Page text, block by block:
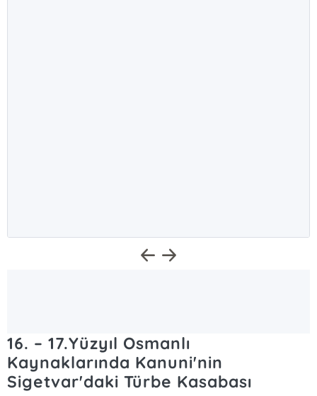
16. – 17.Yüzyıl Osmanlı
Kaynaklarında Kanuni'nin
Sigetvar'daki Türbe Kasabası